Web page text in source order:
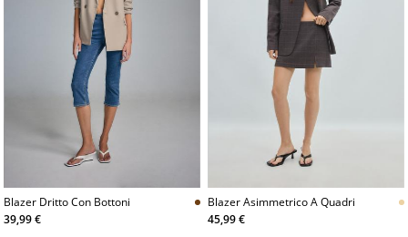
Blazer Dritto Con Bottoni
39,99 €
Blazer Asimmetrico A Quadri
45,99 €